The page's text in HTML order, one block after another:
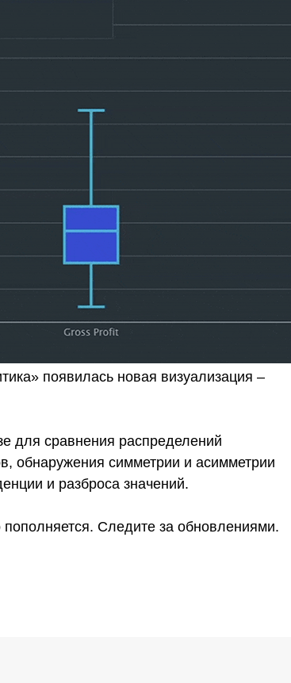
появилась новая визуализация –
для сравнения распределений
обнаружения симметрии и асимметрии
и разброса значений.
Следите за обновлениями.